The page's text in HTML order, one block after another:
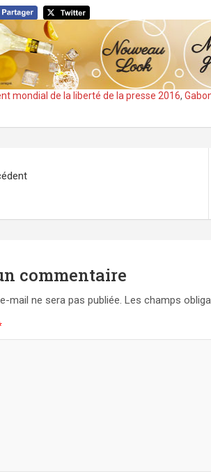
mondial de la liberté de la presse 2016,
commentaire
mail ne sera pas publiée. Les champs